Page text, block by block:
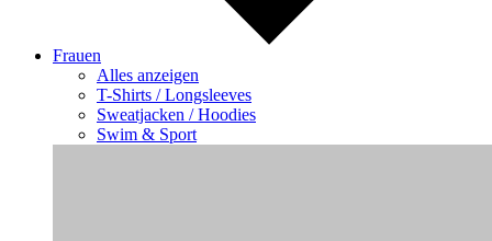
Frauen
Alles anzeigen
T-Shirts / Longsleeves
Sweatjacken / Hoodies
Swim & Sport